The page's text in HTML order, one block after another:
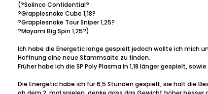
(?Solinco Confidential?
?Grapplesnake Cube 1,18?
?Grapplesnake Tour Sniper 1,25?
?Mayami Big Spin 1,25?)
Ich habe die Energetic lange gespielt jedoch wollte ich mich
Hoffnung eine neue Stammsaite zu finden.
Früher habe ich die SP Poly Plasma in 1,18 länger gespielt, sowie
Die Energetic habe ich für 6,5 Stunden gespielt, sie hält die